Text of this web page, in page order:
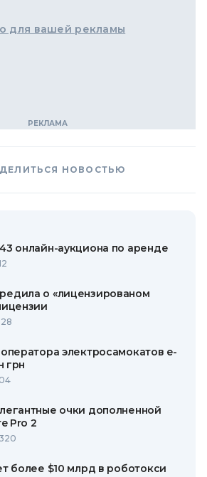
для вашей рекламы
НОВОСТЬЮ
онлайн-аукциона по аренде
о «лицензированом
электросамокатов e-
грн
очки дополненной
Pro 2
320
более $10 млрд в роботокси